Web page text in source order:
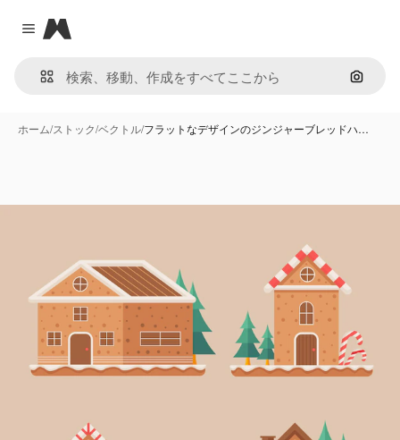
Close menu
Magnific
画像で
ホーム/ストック/ベクトル/フラットなデザインのジンジャーブレッドハ…